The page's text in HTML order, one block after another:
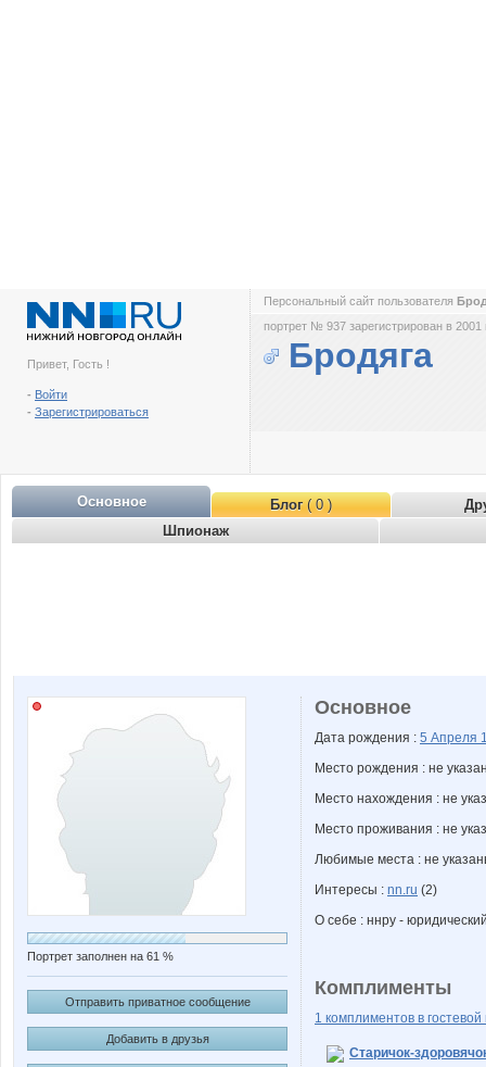
Привет, Гость !
- Войти
- Зарегистрироваться
Персональный сайт пользователя
портрет № 937 зарегистрирован в 2001
Бродяга
Основное Блог( 0 )
Шпионаж
Портрет заполнен на 61 %
Отправить приватное сообщение
Добавить в друзья
Основное
Дата рождения : 5 Апреля
Место рождения : не
Место нахождения : не
Место проживания : не
Любимые места : не
Интересы : nn.ru (2)
О себе : ннру -
Комплименты
1 комплиментов в гостевой
Старичок-